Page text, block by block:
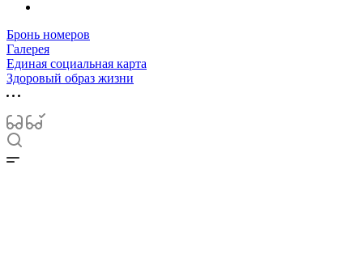
Бронь номеров
Галерея
Единая социальная карта
Здоровый образ жизни